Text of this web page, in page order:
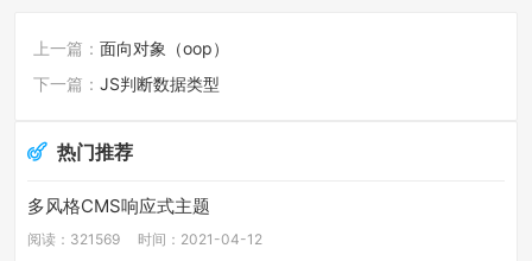
上一篇： 面向对象（oop）
下一篇： JS判断数据类型
热门推荐
多风格CMS响应式主题
阅读：321569 时间：2021-04-12